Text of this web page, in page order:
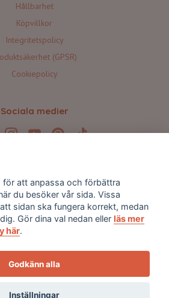
Hållbarhet
Köpvillkor
Integritetspolicy
(GPSR)
Cookiepolicy
Sociala medier
på våra nyhetsbrev 💌
Prenumerera
för att anpassa och förbättra
du besöker vår sida. Vissa
sidan ska fungera korrekt, medan
Gör dina val nedan eller läs mer
här.
Godkänn alla
Inställningar